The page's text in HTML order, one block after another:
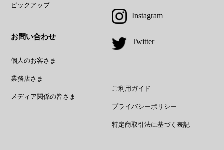
ピックアップ
お問い合わせ
個人のお客さま
業務店さま
メディア関係の皆さま
Instagram
Twitter
ご利用ガイド
プライバシーポリシー
特定商取引法に基づく表記